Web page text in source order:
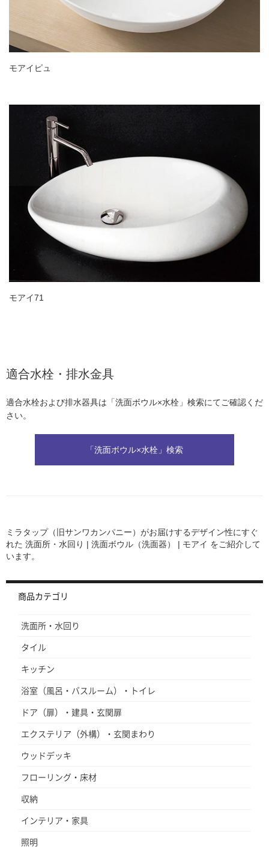
モアイピュ
モアイ71
適合水栓・排水金具
適合水栓および排水器具は「洗面ボウル×水栓」検索にてご確認くだ
さい。
「洗面ボウル×水栓」検索
ミラタップ（旧サンワカンパニー）がお届けするデザイン性にすぐ
れた 洗面所・水回り | 洗面ボウル（洗面器） | モアイ をご紹介して
います。
商品カテゴリ
洗面所・水回り
タイル
キッチン
浴室（風呂・バスルーム）・トイレ
ドア（扉）・建具・玄関扉
エクステリア（外構）・玄関まわり
ウッドデッキ
フローリング・床材
収納
インテリア・家具
照明